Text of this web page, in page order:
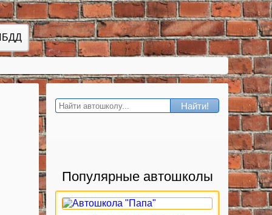
Найти!
Популярные автошколы